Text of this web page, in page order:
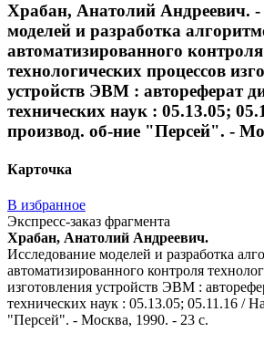
Храбан, Анатолий Андреевич. -
моделей и разработка
автоматизированного контроля
технологических процессов
устройств ЭВМ : автореферат
технических наук : 05.13.05;
производ. об-ние "Персей". -
Карточка
В избранное
Экспресс-заказ фрагмента
Храбан, Анатолий Андреевич.
Исследование моделей и разработка
автоматизированного контроля
изготовления устройств ЭВМ :
технических наук : 05.13.05; 05.11.16 /
"Персей". - Москва, 1990. - 23 с.